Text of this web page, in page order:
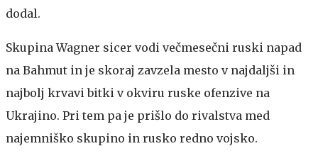
dodal.
Skupina Wagner sicer vodi večmesečni ruski napad
na Bahmut in je skoraj zavzela mesto v najdaljši in
najbolj krvavi bitki v okviru ruske ofenzive na
Ukrajino. Pri tem pa je prišlo do rivalstva med
najemniško skupino in rusko redno vojsko.